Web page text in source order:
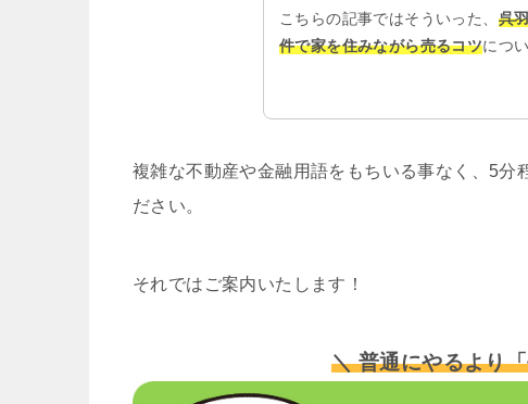
こちらの記事ではそういった、 呉
件で家を住みながら売るコツにつ
複雑な不動産や金融用語をもちいる事なく、5分
ださい。
それではご案内いたします！
＼ 普通にやるより